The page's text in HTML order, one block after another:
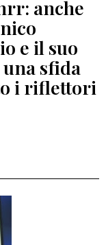
anche
e il suo
sfida
i riflettori